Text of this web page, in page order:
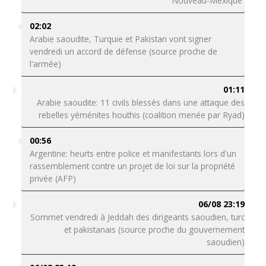
02:02
Arabie saoudite, Turquie et Pakistan vont signer
vendredi un accord de défense (source proche de
l'armée)
01:11
Arabie saoudite: 11 civils blessés dans une attaque des
rebelles yéménites houthis (coalition menée par Ryad)
00:56
Argentine: heurts entre police et manifestants lors d'un
rassemblement contre un projet de loi sur la propriété
privée (AFP)
06/08 23:19
Sommet vendredi à Jeddah des dirigeants saoudien, turc
et pakistanais (source proche du gouvernement
saoudien)